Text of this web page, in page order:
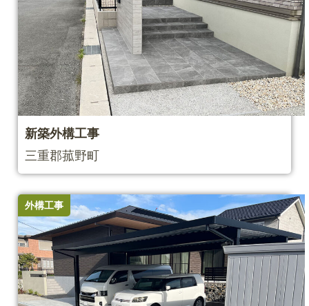
新築外構⼯事
三重郡菰野町
外構工事